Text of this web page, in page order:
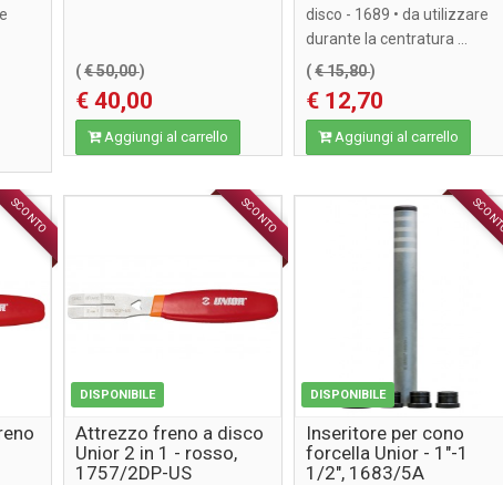
(€ 50,00)
€ 40,00
Aggiungi al carrello
disco - 1689 • da utilizzare
durante la centratura ...
(€ 15,80)
€ 12,70
Aggiungi al carrello
SCONTO SCONTO
DISPONIBILE
ACCESSORI
Attrezzo freno a disco
Unior 2 in 1 - rosso,
1757/2DP-US
DISPONIBILE
ACCESSORI
Inseritore per cono
forcella Unior - 1"-1
1/2", 1683/5A